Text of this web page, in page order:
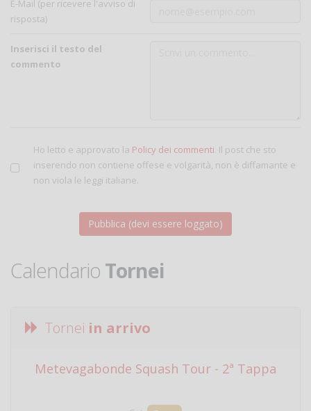
E-Mail (per ricevere l'avviso di
risposta)
Inserisci il testo del
commento
Ho letto e approvato la Policy dei commenti. Il post che sto
inserendo non contiene offese e volgarità, non è diffamante e
non viola le leggi italiane.
Calendario Tornei
Tornei in arrivo
Metevagabonde Squash Tour - 2ª Tappa